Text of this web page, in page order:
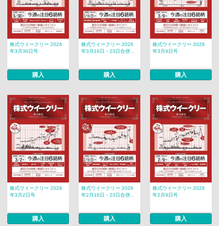
株式ウイークリー 2026
年3月30日号
購入
株式ウイークリー 2026
年3月16日・23日合併...
購入
株式ウイークリー 2026
年3月9日号
購入
株式ウイークリー 2026
年3月2日号
購入
株式ウイークリー 2026
年2月16日・23日合併...
購入
株式ウイークリー 2026
年2月9日号
購入